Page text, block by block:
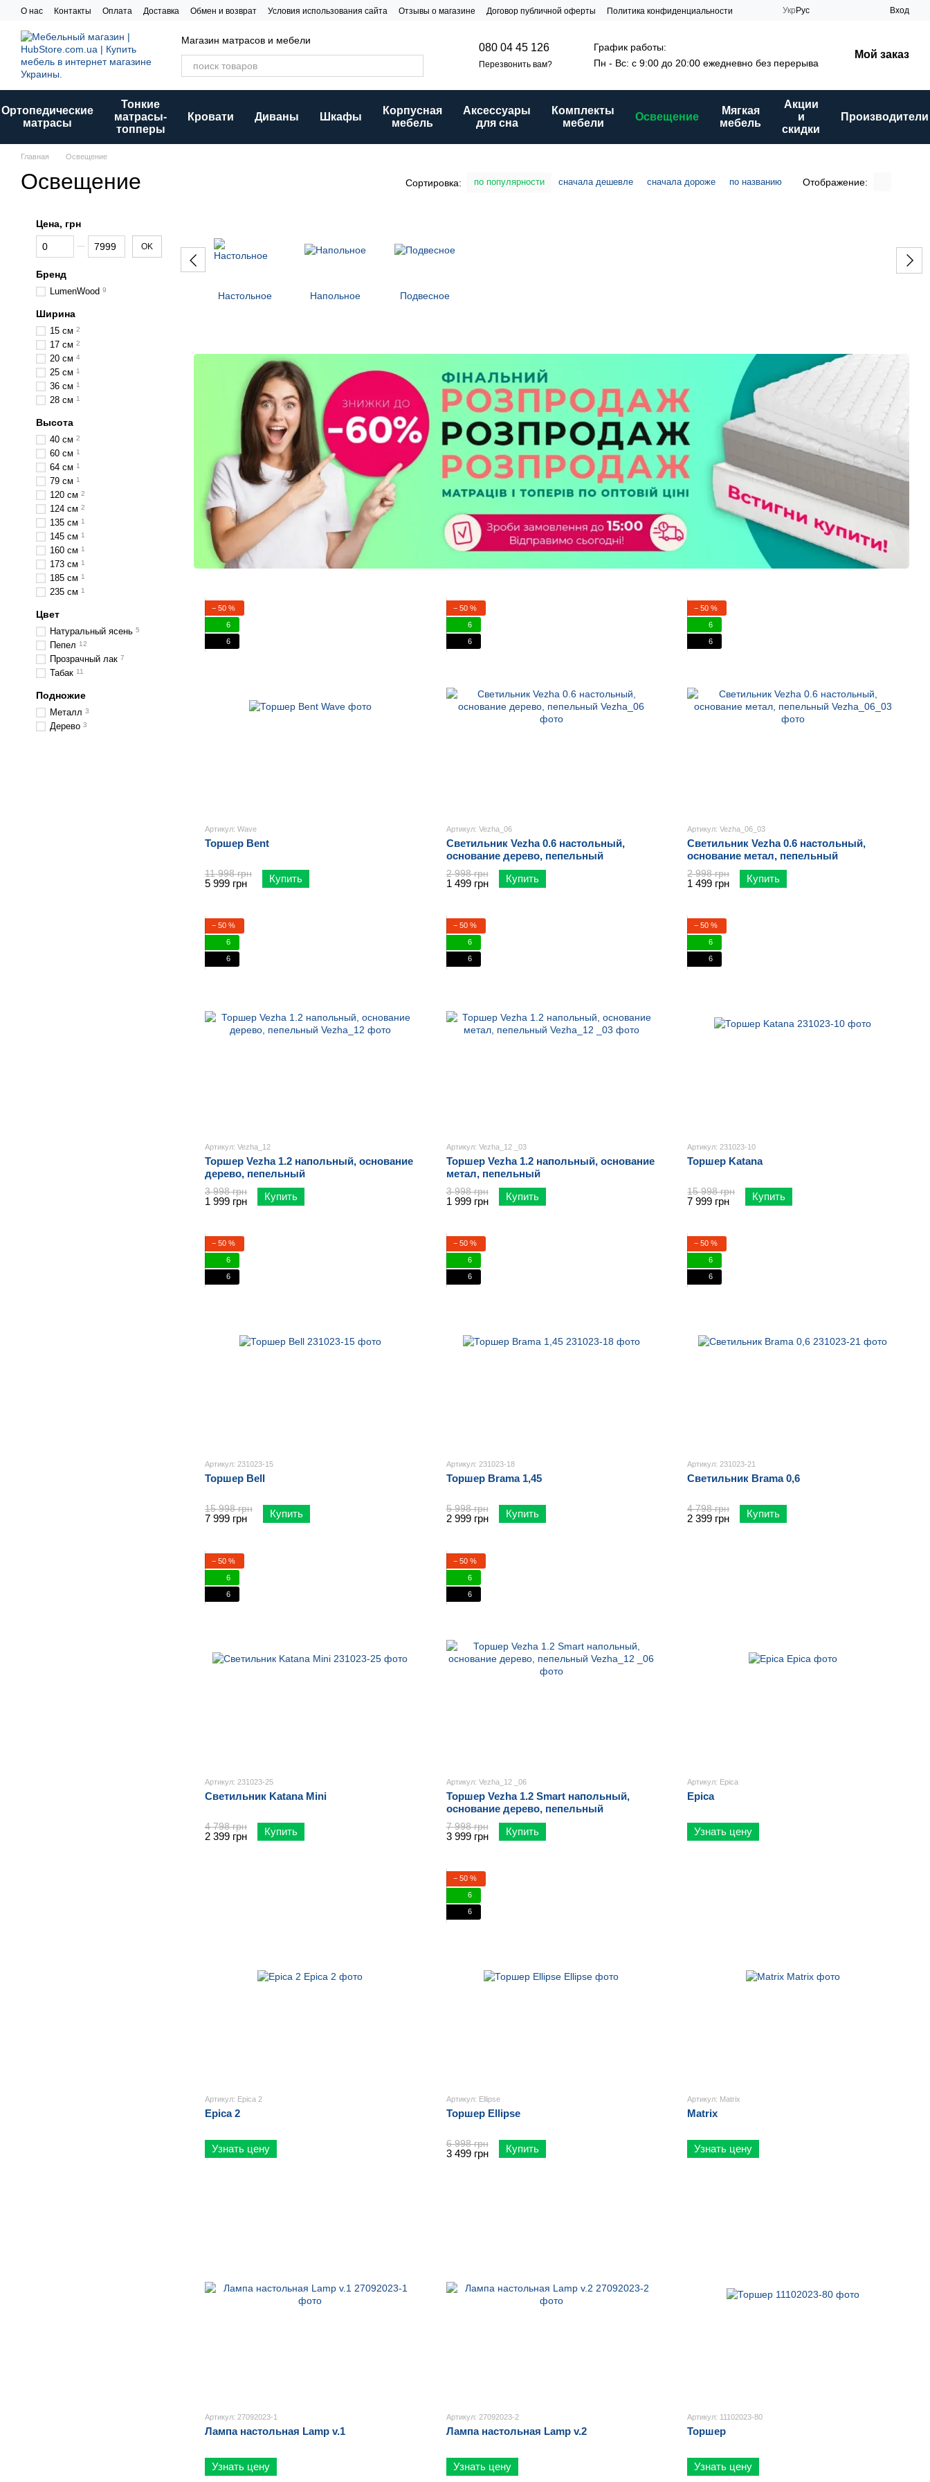
Перейти к основному контенту
О нас Контакты Оплата Доставка Обмен и возврат Условия использования сайта Отзывы о магазине Договор публичной оферты Политика конфиденциальности Укр Рус Вход
Магазин матрасов и мебели
080 04 45 126
Перезвонить вам?
График работы:
Пн - Вс: с 9:00 до 20:00 ежедневно без перерыва
Мой заказ
Ортопедические
матрасы
Тонкие
матрасы-
топперы
Кровати Диваны Шкафы
Корпусная
мебель
Аксессуары
для сна
Комплекты
мебели
Освещение
Мягкая
мебель
Акции
и
скидки
Производители
Главная Освещение
Освещение Сортировка: по популярности сначала дешевле сначала дороже по названию Отображение:
Настольное Напольное Подвесное
− 50 %
6
6
Артикул: Wave
Торшер Bent
11 998 грн
5 999 грн Купить
− 50 %
6
6
Артикул: Vezha_06
Светильник Vezha 0.6 настольный,
основание дерево, пепельный
2 998 грн
1 499 грн Купить
− 50 %
6
6
Артикул: Vezha_06_03
Светильник Vezha 0.6 настольный,
основание метал, пепельный
2 998 грн
1 499 грн Купить
− 50 %
6
6
Артикул: Vezha_12
Торшер Vezha 1.2 напольный, основание
дерево, пепельный
3 998 грн
1 999 грн Купить
− 50 %
6
6
Артикул: Vezha_12 _03
Торшер Vezha 1.2 напольный, основание
метал, пепельный
3 998 грн
1 999 грн Купить
− 50 %
6
6
Артикул: 231023-10
Торшер Katana
15 998 грн
7 999 грн Купить
− 50 %
6
6
Артикул: 231023-15
Торшер Bell
15 998 грн
7 999 грн Купить
− 50 %
6
6
Артикул: 231023-18
Торшер Brama 1,45
5 998 грн
2 999 грн Купить
− 50 %
6
6
Артикул: 231023-21
Светильник Brama 0,6
4 798 грн
2 399 грн Купить
− 50 %
6
6
Артикул: 231023-25
Светильник Katana Mini
4 798 грн
2 399 грн Купить
− 50 %
6
6
Артикул: Vezha_12 _06
Торшер Vezha 1.2 Smart напольный,
основание дерево, пепельный
7 998 грн
3 999 грн Купить
Артикул: Epica
Epica
Узнать цену
Артикул: Epica 2
Epica 2
Узнать цену
− 50 %
6
6
Артикул: Ellipse
Торшер Ellipse
6 998 грн
3 499 грн Купить
Артикул: Matrix
Matrix
Узнать цену
Артикул: 27092023-1
Лампа настольная Lamp v.1
Узнать цену
Артикул: 27092023-2
Лампа настольная Lamp v.2
Узнать цену
Артикул: 11102023-80
Торшер
Узнать цену
Цена, грн
От Цена, грн
До Цена, грн OK
Бренд
LumenWood 9
Ширина
15 см 2
17 см 2
20 см 4
25 см 1
36 см 1
28 см 1
Высота
40 см 2
60 см 1
64 см 1
79 см 1
120 см 2
124 см 2
135 см 1
145 см 1
160 см 1
173 см 1
185 см 1
235 см 1
Цвет
Натуральный ясень 5
Пепел 12
Прозрачный лак 7
Табак 11
Подножие
Металл 3
Дерево 3